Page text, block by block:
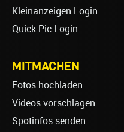
Kleinanzeigen Login
Quick Pic Login
MITMACHEN
Fotos hochladen
Videos vorschlagen
Spotinfos senden